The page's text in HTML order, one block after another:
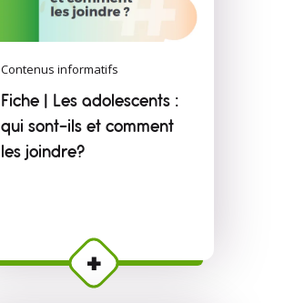
Contenus informatifs
Fiche | Les adolescents :
qui sont-ils et comment
les joindre?